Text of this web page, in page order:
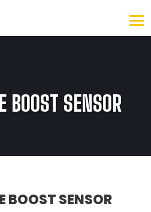
BOOST SENSOR
BOOST SENSOR